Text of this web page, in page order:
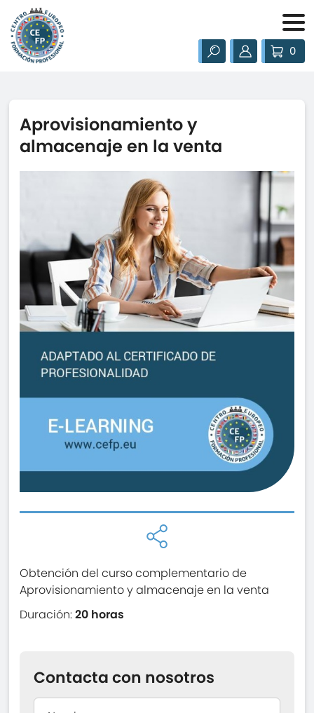
0
Aprovisionamiento y
almacenaje en la venta
Obtención del curso complementario de
Aprovisionamiento y almacenaje en la venta
Duración:20 horas
Contacta con nosotros